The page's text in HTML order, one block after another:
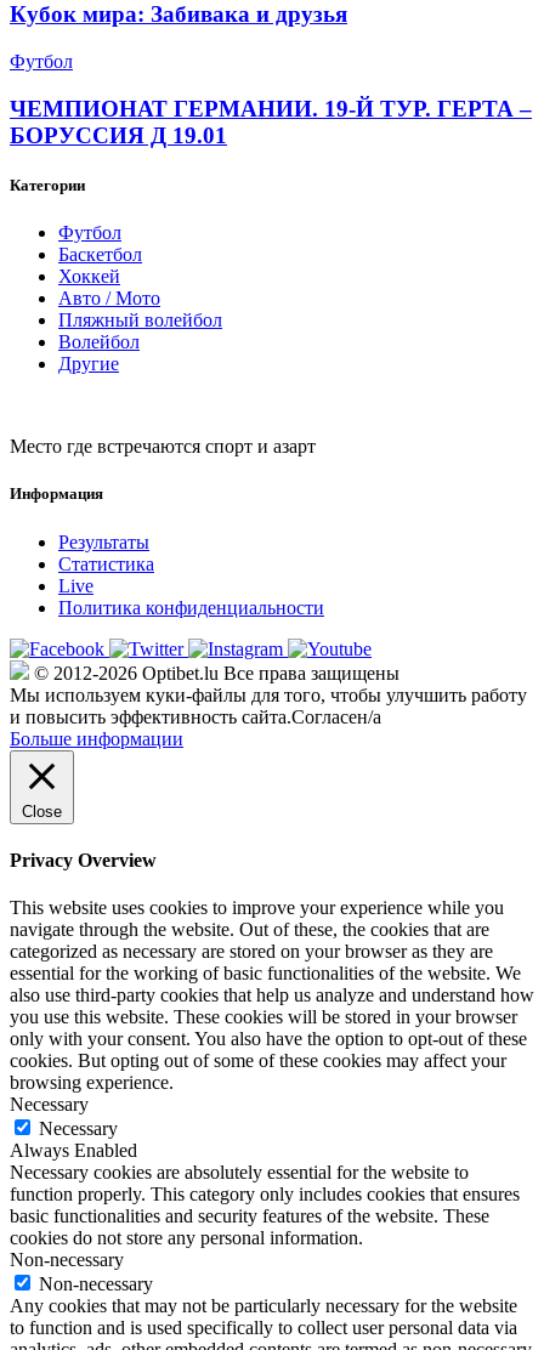
Кубок мира: Забивака и друзья
Футбол
ЧЕМПИОНАТ ГЕРМАНИИ. 19-Й ТУР. ГЕРТА –
БОРУССИЯ Д 19.01
Категории
Футбол
Баскетбол
Хоккей
Авто / Мото
Пляжный волейбол
Волейбол
Другие
Место где встречаются спорт и азарт
Информация
Результаты
Статистика
Live
Политика конфиденциальности
© 2012-2026 Optibet.lu Все права защищены
Мы используем куки-файлы для того, чтобы улучшить работу
и повысить эффективность сайта.Согласен/а
Больше информации
Close
Privacy Overview
This website uses cookies to improve your experience while you
navigate through the website. Out of these, the cookies that are
categorized as necessary are stored on your browser as they are
essential for the working of basic functionalities of the website. We
also use third-party cookies that help us analyze and understand how
you use this website. These cookies will be stored in your browser
only with your consent. You also have the option to opt-out of these
cookies. But opting out of some of these cookies may affect your
browsing experience.
Necessary
Necessary
Always Enabled
Necessary cookies are absolutely essential for the website to
function properly. This category only includes cookies that ensures
basic functionalities and security features of the website. These
cookies do not store any personal information.
Non-necessary
Non-necessary
Any cookies that may not be particularly necessary for the website
to function and is used specifically to collect user personal data via